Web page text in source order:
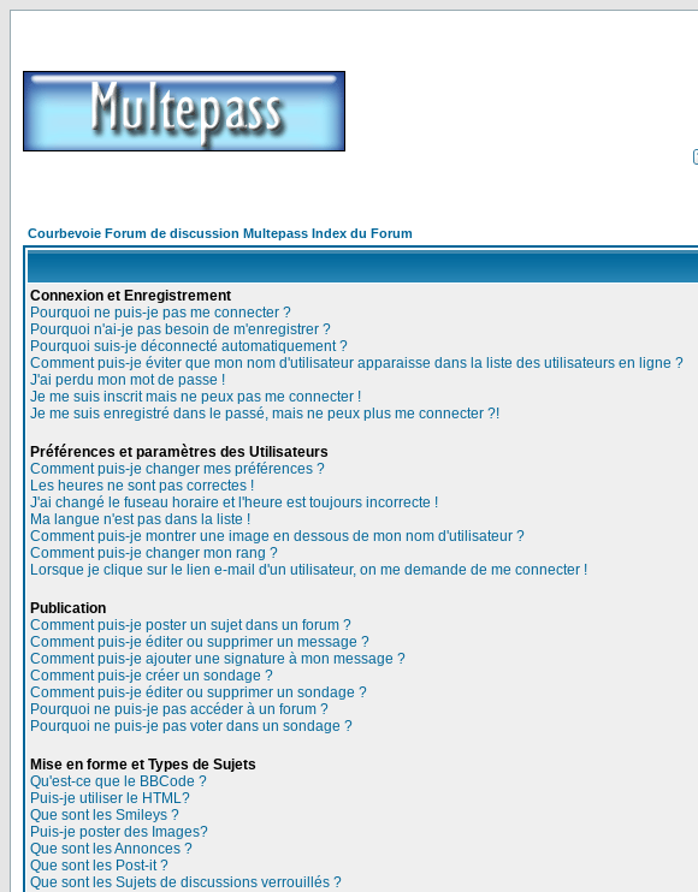
Courbevoie Forum de discussion Multepass Index du Forum
Connexion et Enregistrement
Pourquoi ne puis-je pas me connecter ?
Pourquoi n'ai-je pas besoin de m'enregistrer ?
Pourquoi suis-je déconnecté automatiquement ?
Comment puis-je éviter que mon nom d'utilisateur apparaisse dans la liste des utilisateurs en ligne ?
J'ai perdu mon mot de passe !
Je me suis inscrit mais ne peux pas me connecter !
Je me suis enregistré dans le passé, mais ne peux plus me connecter ?!
Préférences et paramètres des Utilisateurs
Comment puis-je changer mes préférences ?
Les heures ne sont pas correctes !
J'ai changé le fuseau horaire et l'heure est toujours incorrecte !
Ma langue n'est pas dans la liste !
Comment puis-je montrer une image en dessous de mon nom d'utilisateur ?
Comment puis-je changer mon rang ?
Lorsque je clique sur le lien e-mail d'un utilisateur, on me demande de me connecter !
Publication
Comment puis-je poster un sujet dans un forum ?
Comment puis-je éditer ou supprimer un message ?
Comment puis-je ajouter une signature à mon message ?
Comment puis-je créer un sondage ?
Comment puis-je éditer ou supprimer un sondage ?
Pourquoi ne puis-je pas accéder à un forum ?
Pourquoi ne puis-je pas voter dans un sondage ?
Mise en forme et Types de Sujets
Qu'est-ce que le BBCode ?
Puis-je utiliser le HTML?
Que sont les Smileys ?
Puis-je poster des Images?
Que sont les Annonces ?
Que sont les Post-it ?
Que sont les Sujets de discussions verrouillés ?